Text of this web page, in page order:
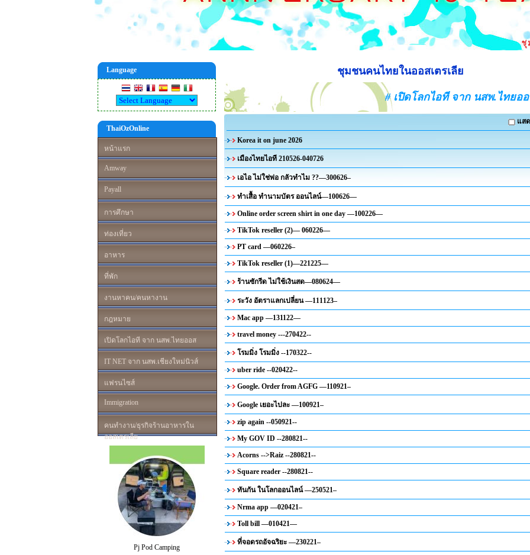
Language
ThaiOzOnline
หน้าแรก
Amway
Payall
การศึกษา
ท่องเที่ยว
อาหาร
ที่พัก
งานหาคน/คนหางาน
กฎหมาย
เปิดโลกไอที จาก นสพ.ไทยออส
IT NET จาก นสพ.เชียงใหม่นิวส์
แฟรนไซส์
Immigration
คนทำงาน/ธุรกิจร้านอาหารใน
ออสเตรเลีย
Pj Pod Camping
ชุมชนคนไทยในออสเตรเลีย
# เปิดโลกไอที จาก นสพ.ไทยอ
แส
Korea it on june 2026
เมืองไทยไอที 210526-040726
เอไอ ไม่ใช่พ่อ กลัวทำไม ??—300626–
ทำเสื้อ ทำนามบัตร ออนไลน์—100626—
Online order screen shirt in one day —100226—
TikTok reseller (2)— 060226—
PT card —060226–
TikTok reseller (1)—221225—
ร้านซักรีด ไม่ใช้เงินสด—080624—
ระวัง อัตราแลกเปลี่ยน —111123–
Mac app —131122—
travel money ---270422--
โรมมิ่ง โรมมิ่ง --170322--
uber ride --020422--
Google. Order from AGFG —110921–
Google เยอะไปละ —100921–
zip again --050921--
My GOV ID --280821--
Acorns -->Raiz --280821--
Square reader --280821--
ทันกัน ในโลกออนไลน์ —250521–
Nrma app —020421–
Toll bill —010421—
ที่จอดรถอัจฉริยะ —230221–